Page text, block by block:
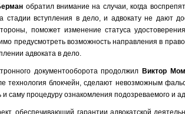
обратил внимание на случаи, когда
стадии вступления в дело, и адвокату не дают
поможет изменение статуса
предусмотреть возможность направления в
адвоката в дело.
документооборота продолжил Виктор
технология блокчейн, сделают невозможным
саму процедуру ознакомления подозреваемого и
обеспечивающий гарантии адвокатской